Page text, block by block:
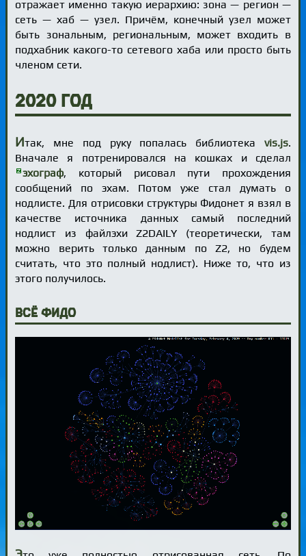
отражает именно такую иерархию: зона — регион —
сеть — хаб — узел. Причём, конечный узел может
быть зональным, региональным, может входить в
подхабник какого-то сетевого хаба или просто быть
членом сети.
2020 год
Итак, мне под руку попалась библиотека vis.js.
Вначале я потренировался на кошках и сделал
эхограф, который рисовал пути прохождения
сообщений по эхам. Потом уже стал думать о
нодлисте. Для отрисовки структуры Фидонет я взял в
качестве источника данных самый последний
нодлист из файлэхи Z2DAILY (теоретически, там
можно верить только данным по Z2, но будем
считать, что это полный нодлист). Ниже то, что из
этого получилось.
Всё Фидо